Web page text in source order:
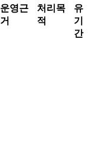
운영근
거
처리목
적
유
기
간